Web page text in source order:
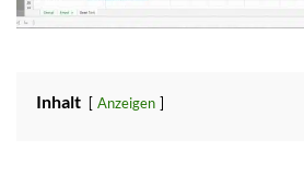
Inhalt Anzeigen